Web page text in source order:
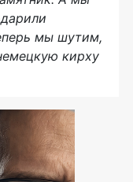
мы шутим,
кирху